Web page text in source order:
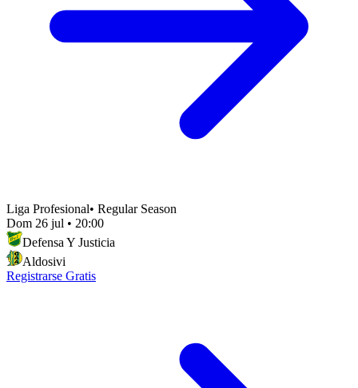
Liga Profesional• Regular Season
Dom 26 jul • 20:00
Defensa Y Justicia
Aldosivi
Registrarse Gratis